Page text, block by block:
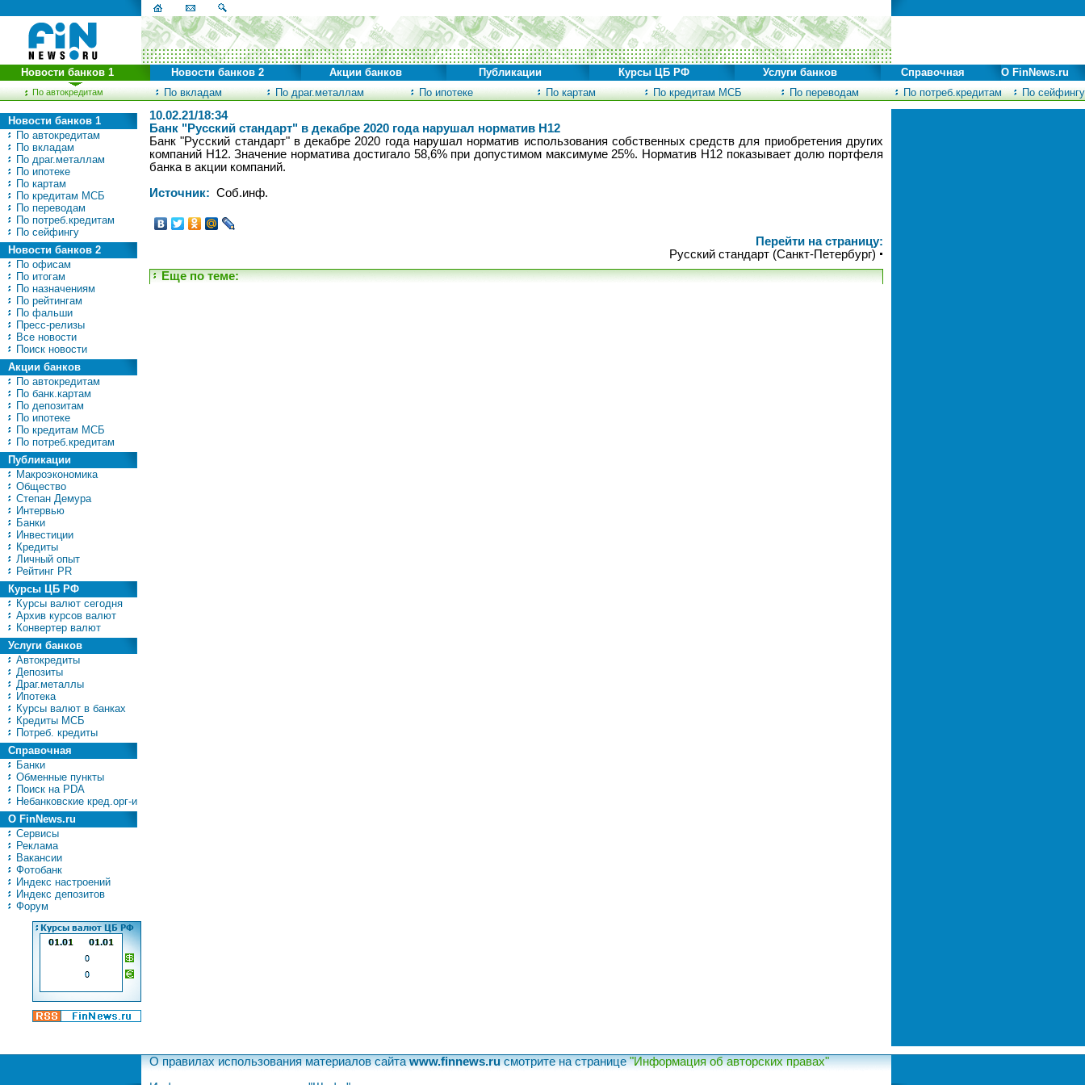
По автокредитам По вкладам По драг.металлам По ипотеке По картам По кредитам МСБ По переводам По потреб.кредитам По сейфингу
Новости банков 1 Новости банков 2 Акции банков Публикации Курсы ЦБ РФ Услуги банков Справочная О FinNews.ru
Новости банков 1
По автокредитам
По вкладам
По драг.металлам
По ипотеке
По картам
По кредитам МСБ
По переводам
По потреб.кредитам
По сейфингу
Новости банков 2
По офисам
По итогам
По назначениям
По рейтингам
По фальши
Пресс-релизы
Все новости
Поиск новости
Акции банков
По автокредитам
По банк.картам
По депозитам
По ипотеке
По кредитам МСБ
По потреб.кредитам
Публикации
Макроэкономика
Общество
Степан Демура
Интервью
Банки
Инвестиции
Кредиты
Личный опыт
Рейтинг PR
Курсы ЦБ РФ
Курсы валют сегодня
Архив курсов валют
Конвертер валют
Услуги банков
Автокредиты
Депозиты
Драг.металлы
Ипотека
Курсы валют в банках
Кредиты МСБ
Потреб. кредиты
Справочная
Банки
Обменные пункты
Поиск на PDA
Небанковские кред.орг-и
О FinNews.ru
Сервисы
Реклама
Вакансии
Фотобанк
Индекс настроений
Индекс депозитов
Форум
10.02.21/18:34
Банк "Русский стандарт" в декабре 2020 года нарушал норматив Н12
Банк "Русский стандарт" в декабре 2020 года нарушал норматив использования собственных средств для приобретения других
компаний Н12. Значение норматива достигало 58,6% при допустимом максимуме 25%. Норматив Н12 показывает долю портфеля
банка в акции компаний.
Источник: Соб.инф.
Перейти на страницу:
Русский стандарт (Санкт-Петербург)
Еще по теме:
О правилах использования материалов сайтаwww.finnews.ruсмотрите на странице"Информация об авторских правах"